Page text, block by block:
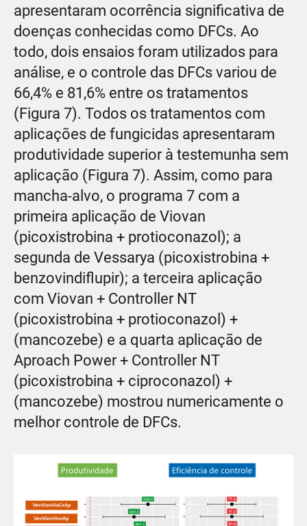
apresentaram ocorrência significativa de
doenças conhecidas como DFCs. Ao
todo, dois ensaios foram utilizados para
análise, e o controle das DFCs variou de
66,4% e 81,6% entre os tratamentos
(Figura 7). Todos os tratamentos com
aplicações de fungicidas apresentaram
produtividade superior à testemunha sem
aplicação (Figura 7). Assim, como para
mancha-alvo, o programa 7 com a
primeira aplicação de Viovan
(picoxistrobina + protioconazol); a
segunda de Vessarya (picoxistrobina +
benzovindiflupir); a terceira aplicação
com Viovan + Controller NT
(picoxistrobina + protioconazol) +
(mancozebe) e a quarta aplicação de
Aproach Power + Controller NT
(picoxistrobina + ciproconazol) +
(mancozebe) mostrou numericamente o
melhor controle de DFCs.